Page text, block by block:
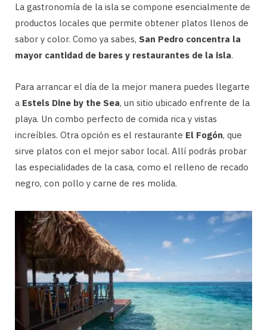
La gastronomía de la isla se compone esencialmente de
productos locales que permite obtener platos llenos de
sabor y color. Como ya sabes, San Pedro concentra la
mayor cantidad de bares y restaurantes de la isla.
Para arrancar el día de la mejor manera puedes llegarte
a Estels Dine by the Sea, un sitio ubicado enfrente de la
playa. Un combo perfecto de comida rica y vistas
increíbles. Otra opción es el restaurante El Fogón, que
sirve platos con el mejor sabor local. Allí podrás probar
las especialidades de la casa, como el relleno de recado
negro, con pollo y carne de res molida.